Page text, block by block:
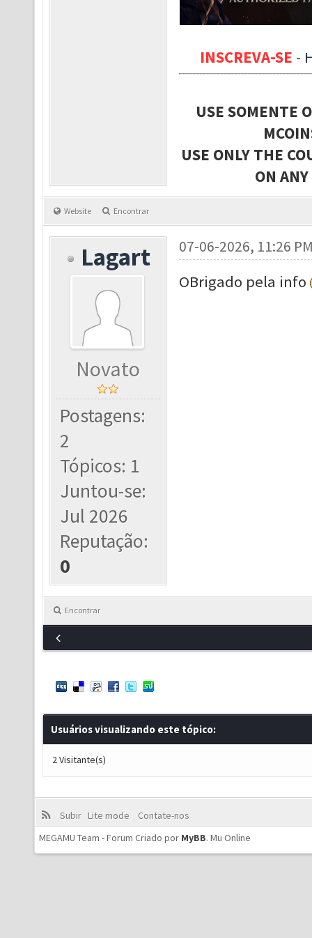
INSCREVA-SE -
USE SOMENTE
USE ONLY THE
ON
Website Encontrar
Lagart
Novato
Postagens:
2
Tópicos: 1
Juntou-se:
Jul 2026
Reputação:
0
07-06-2026, 11:26
OBrigado pela info
Encontrar
Usuários visualizando este tópico:
2 Visitante(s)
Subir Lite mode
Contate-nos
MEGAMU Team - Forum Criado por MyBB. Mu Online